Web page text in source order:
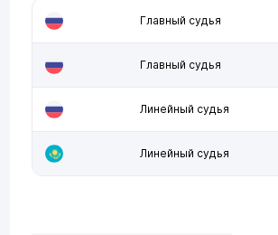
Главный судья
Главный судья
Линейный судья
Линейный судья